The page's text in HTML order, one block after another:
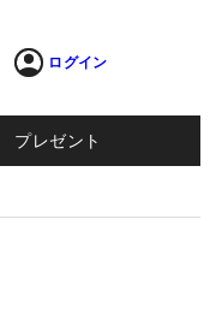
ログイン
プレゼント